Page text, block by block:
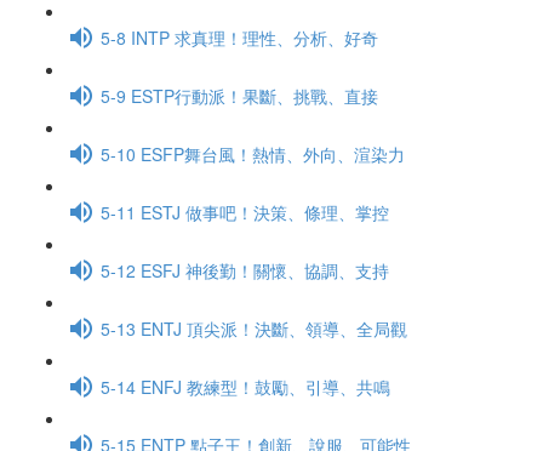
5-8 INTP 求真理！理性、分析、好奇
5-9 ESTP行動派！果斷、挑戰、直接
5-10 ESFP舞台風！熱情、外向、渲染力
5-11 ESTJ 做事吧！決策、條理、掌控
5-12 ESFJ 神後勤！關懷、協調、支持
5-13 ENTJ 頂尖派！決斷、領導、全局觀
5-14 ENFJ 教練型！鼓勵、引導、共鳴
5-15 ENTP 點子王！創新、說服、可能性